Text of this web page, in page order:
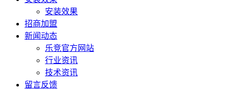
安装效果
招商加盟
新闻动态
乐竞官方网站
行业资讯
技术资讯
留言反馈